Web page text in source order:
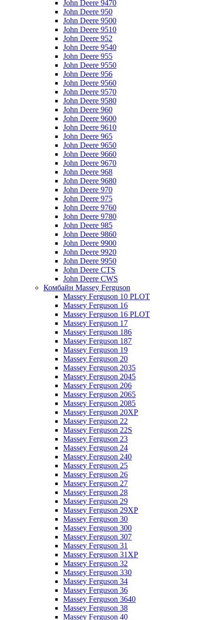
John Deere 9470
John Deere 950
John Deere 9500
John Deere 9510
John Deere 952
John Deere 9540
John Deere 955
John Deere 9550
John Deere 956
John Deere 9560
John Deere 9570
John Deere 9580
John Deere 960
John Deere 9600
John Deere 9610
John Deere 965
John Deere 9650
John Deere 9660
John Deere 9670
John Deere 968
John Deere 9680
John Deere 970
John Deere 975
John Deere 9760
John Deere 9780
John Deere 985
John Deere 9860
John Deere 9900
John Deere 9920
John Deere 9950
John Deere CTS
John Deere CWS
Комбайн Massey Ferguson
Massey Ferguson 10 PLOT
Massey Ferguson 16
Massey Ferguson 16 PLOT
Massey Ferguson 17
Massey Ferguson 186
Massey Ferguson 187
Massey Ferguson 19
Massey Ferguson 20
Massey Ferguson 2035
Massey Ferguson 2045
Massey Ferguson 206
Massey Ferguson 2065
Massey Ferguson 2085
Massey Ferguson 20XP
Massey Ferguson 22
Massey Ferguson 22S
Massey Ferguson 23
Massey Ferguson 24
Massey Ferguson 240
Massey Ferguson 25
Massey Ferguson 26
Massey Ferguson 27
Massey Ferguson 28
Massey Ferguson 29
Massey Ferguson 29XP
Massey Ferguson 30
Massey Ferguson 300
Massey Ferguson 307
Massey Ferguson 31
Massey Ferguson 31XP
Massey Ferguson 32
Massey Ferguson 330
Massey Ferguson 34
Massey Ferguson 36
Massey Ferguson 3640
Massey Ferguson 38
Massey Ferguson 40